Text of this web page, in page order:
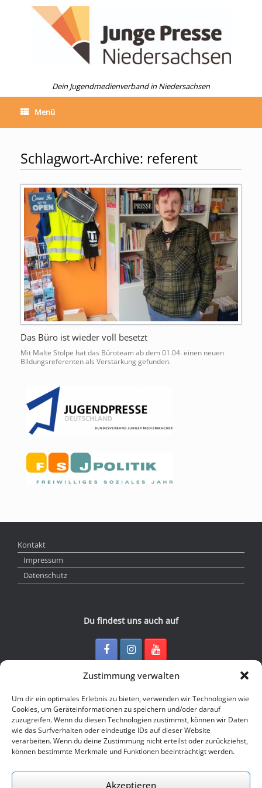
Zustimmung verwalten
Um dir ein optimales Erlebnis zu bieten, verwenden wir Technologien wie
Cookies, um Geräteinformationen zu speichern und/oder darauf
zuzugreifen. Wenn du diesen Technologien zustimmst, können wir Daten
wie das Surfverhalten oder eindeutige IDs auf dieser Website
verarbeiten. Wenn du deine Zustimmung nicht erteilst oder zurückziehst,
können bestimmte Merkmale und Funktionen beeinträchtigt werden.
Akzeptieren
Dein Jugendmedienverband in Niedersachsen
Menü
Schlagwort-Archive: referent
Das Büro ist wieder voll besetzt
Mit Malte Stolpe hat das Büroteam ab dem 01.04. einen neuen
Bildungsreferenten als Verstärkung gefunden.
Kontakt
Impressum
Datenschutz
Du findest uns auch auf
Kontakt
Junge Presse Niedersachsen e.V.
Rückertstraße 10
30169 Hannover